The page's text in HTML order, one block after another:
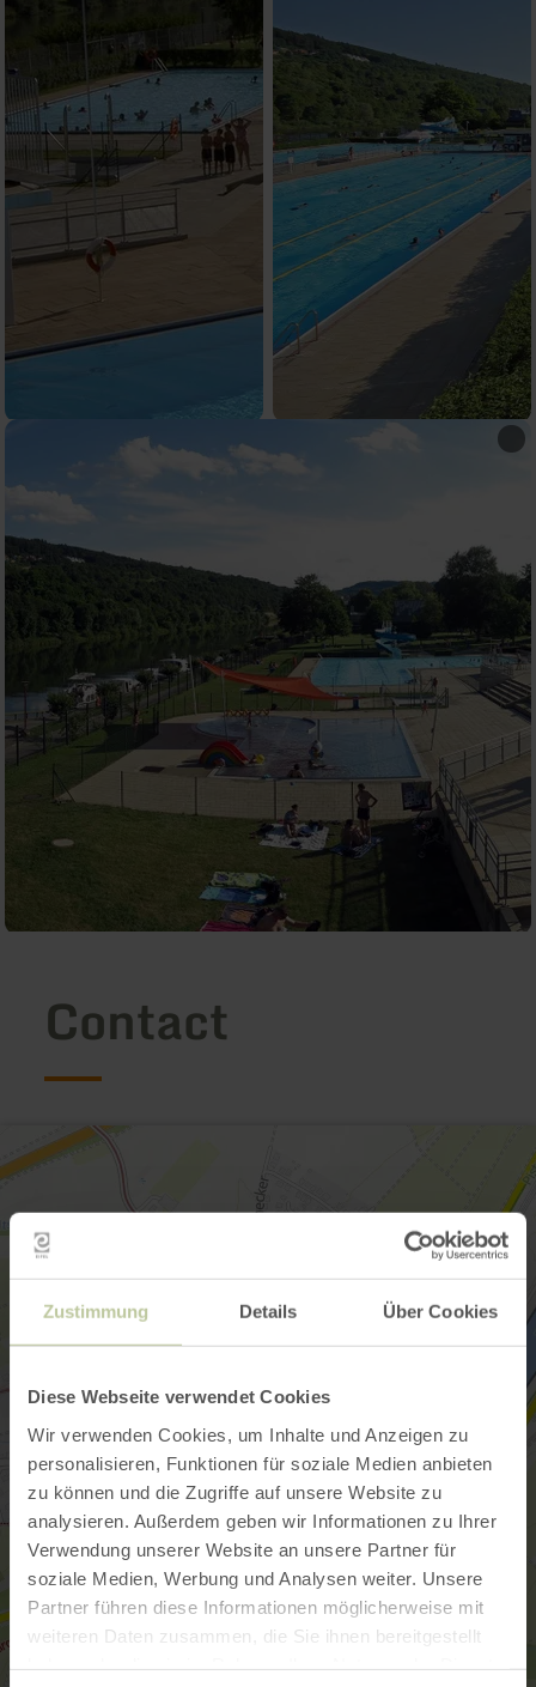
Zustimmung Details Über Cookies
Diese Webseite verwendet Cookies
Wir verwenden Cookies, um Inhalte und Anzeigen zu
personalisieren, Funktionen für soziale Medien anbieten
zu können und die Zugriffe auf unsere Website zu
analysieren. Außerdem geben wir Informationen zu Ihrer
Verwendung unserer Website an unsere Partner für
soziale Medien, Werbung und Analysen weiter. Unsere
Partner führen diese Informationen möglicherweise mit
weiteren Daten zusammen, die Sie ihnen bereitgestellt
Contact